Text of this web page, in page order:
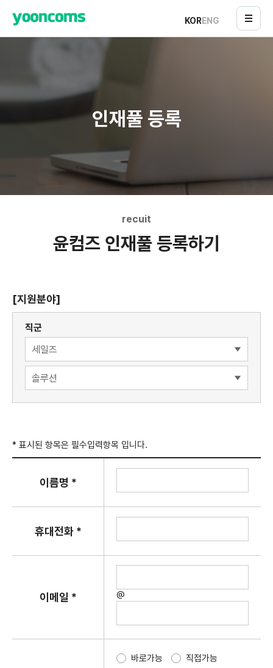
KORENG
인재풀 등록
recuit
윤컴즈 인재풀 등록하기
[지원분야]
직군
* 표시된 항목은 필수입력항목 입니다.
이름명 *
휴대전화 *
이메일 * @
바로가능 직접가능